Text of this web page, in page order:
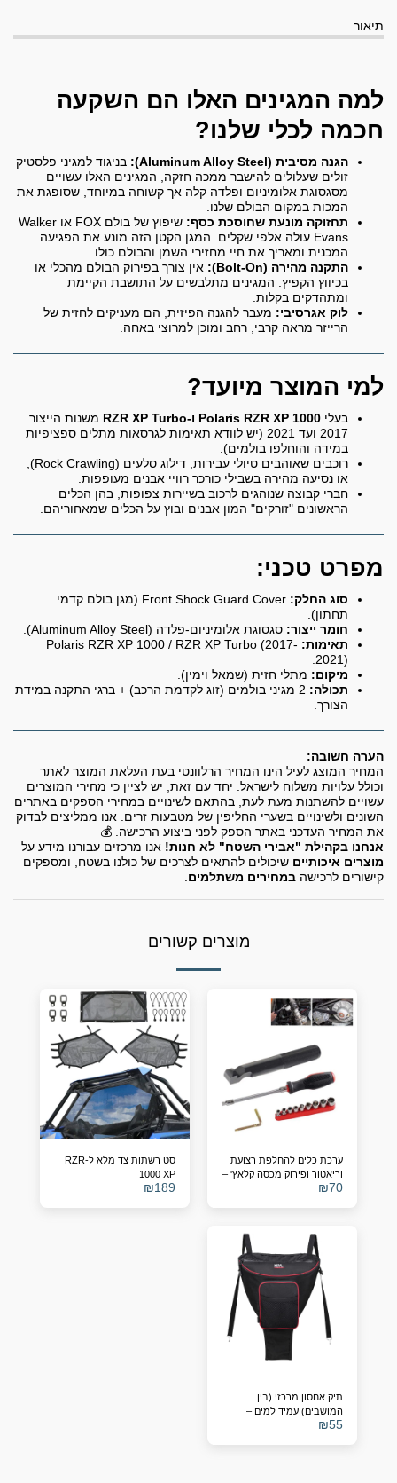
תיאור
למה המגינים האלו הם השקעה
חכמה לכלי שלנו?
הגנה מסיבית (Aluminum Alloy Steel):
בניגוד למגיני פלסטיק
זולים שעלולים להישבר ממכה חזקה, המגינים האלו עשויים
מסגסוגת אלומיניום ופלדה קלה אך קשוחה במיוחד, שסופגת את
המכות במקום הבולם שלנו.
תחזוקה מונעת שחוסכת כסף:
שיפוץ של בולם FOX או Walker
Evans עולה אלפי שקלים. המגן הקטן הזה מונע את הפגיעה
המכנית ומאריך את חיי מחזירי השמן והבולם כולו.
התקנה מהירה (Bolt-On):
אין צורך בפירוק הבולם מהכלי או
בכיווץ הקפיץ. המגינים מתלבשים על התושבת הקיימת
ומתהדקים בקלות.
לוק אגרסיבי:מעבר להגנה הפיזית, הם מעניקים לחזית של
הרייזר מראה קרבי, רחב ומוכן למרוצי באחה.
למי המוצר מיועד?
בעליPolaris RZR XP 1000 ו-RZR XP Turbo
משנות הייצור
2017 ועד 2021 (יש לוודא תאימות לגרסאות מתלים ספציפיות
במידה והוחלפו בולמים).
רוכבים שאוהבים טיולי עבירות, דילוג סלעים (Rock Crawling),
או נסיעה מהירה בשבילי כורכר רוויי אבנים מעופפות.
חברי קבוצה שנוהגים לרכוב בשיירות צפופות, בהן הכלים
הראשונים "זורקים" המון אבנים ובוץ על הכלים שמאחוריהם.
מפרט טכני:
סוג החלק:
Front Shock Guard Cover (מגן בולם קדמי
תחתון).
חומר ייצור:סגסוגת אלומיניום-פלדה (Aluminum Alloy Steel).
תאימות: Polaris RZR XP 1000 / RZR XP Turbo (2017-
2021).
מיקום:מתלי חזית (שמאל וימין).
תכולה:
2 מגיני בולמים (זוג לקדמת הרכב) + ברגי התקנה במידת
הצורך.
הערה חשובה:
המחיר המוצג לעיל הינו המחיר הרלוונטי בעת העלאת המוצר לאתר
וכולל עלויות משלוח לישראל. יחד עם זאת, יש לציין כי מחירי המוצרים
עשויים להשתנות מעת לעת, בהתאם לשינויים במחירי הספקים באתרים
השונים ולשינויים בשערי החליפין של מטבעות זרים. אנו ממליצים לבדוק
את המחיר העדכני באתר הספק לפני ביצוע הרכישה. 💰
אנחנו בקהילת "אבירי השטח" לא חנות!אנו מרכזים עבורנו מידע על
מוצרים איכותייםשיכולים להתאים לצרכים של כולנו בשטח, ומספקים
קישורים לרכישהבמחירים משתלמים.
מוצרים קשורים
ערכת כלים להחלפת רצועת
וריאטור ופירוק מכסה קלאץ' –
Polaris RZR 900/1000
₪70
סט רשתות צד מלא ל-RZR
1000 XP
₪189
תיק אחסון מרכזי (בין
המושבים) עמיד למים –
Polaris RZR 1000 / Turbo
₪55